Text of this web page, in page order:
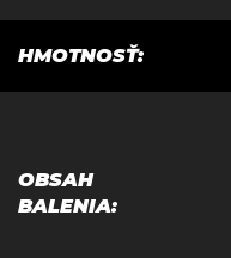
HMOTNOSŤ:
OBSAH
BALENIA: